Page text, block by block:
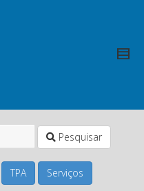
Pesquisar
TPA Serviços